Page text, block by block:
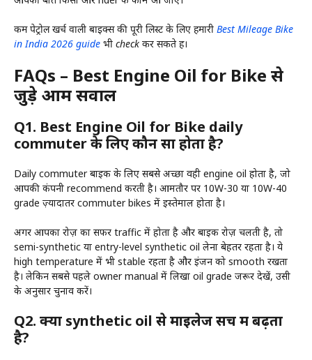
कम पेट्रोल खर्च वाली बाइक्स की पूरी लिस्ट के लिए हमारी Best Mileage Bike
in India 2026 guide भी check कर सकते हैं।
FAQs – Best Engine Oil for Bike से
जुड़े आम सवाल
Q1. Best Engine Oil for Bike daily
commuter के लिए कौन सा होता है?
Daily commuter बाइक के लिए सबसे अच्छा वही engine oil होता है, जो
आपकी कंपनी recommend करती है। आमतौर पर 10W-30 या 10W-40
grade ज़्यादातर commuter bikes में इस्तेमाल होता है।
अगर आपका रोज़ का सफर traffic में होता है और बाइक रोज़ चलती है, तो
semi-synthetic या entry-level synthetic oil लेना बेहतर रहता है। ये
high temperature में भी stable रहता है और इंजन को smooth रखता
है। लेकिन सबसे पहले owner manual में लिखा oil grade जरूर देखें, उसी
के अनुसार चुनाव करें।
Q2. क्या synthetic oil से माइलेज सच में बढ़ता
है?